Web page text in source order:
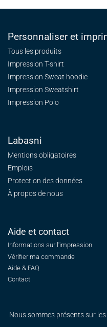
Personnaliser et
Tous les produits
Impression T-shirt
Impression Sweat hoodie
Impression Sweatshirt
Impression Polo
Labasni
Mentions obligatoires
Emplois
Protection des données
À propos de nous
Aide et contact
Informations sur l'impression
Vérifier ma commande
Aide & FAQ
Contact
Nous sommes présents sur